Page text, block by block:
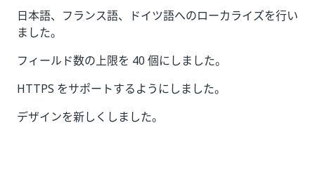
日本語、フランス語、ドイツ語へのローカライズを行い
ました。
フィールド数の上限を 40 個にしました。
HTTPS をサポートするようにしました。
デザインを新しくしました。